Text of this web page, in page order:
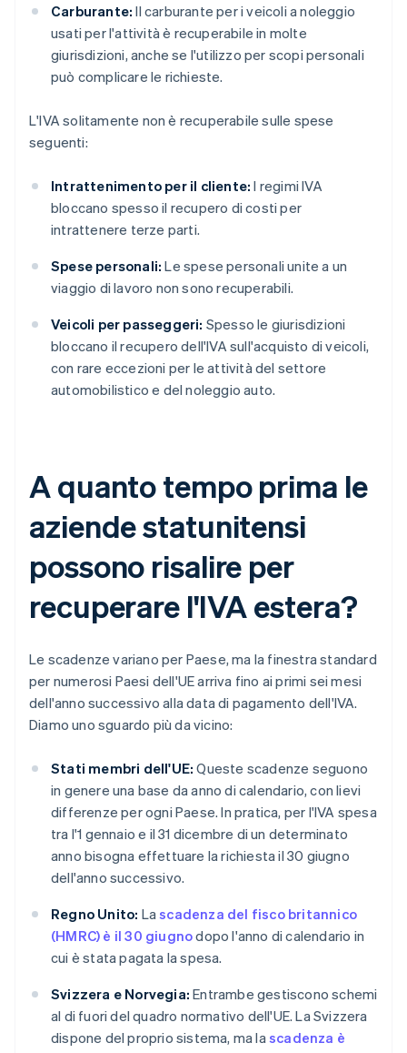
Carburante: Il carburante per i veicoli a noleggio
usati per l'attività è recuperabile in molte
giurisdizioni, anche se l'utilizzo per scopi personali
può complicare le richieste.
L'IVA solitamente non è recuperabile sulle spese
seguenti:
Intrattenimento per il cliente: I regimi IVA
bloccano spesso il recupero di costi per
intrattenere terze parti.
Spese personali: Le spese personali unite a un
viaggio di lavoro non sono recuperabili.
Veicoli per passeggeri: Spesso le giurisdizioni
bloccano il recupero dell'IVA sull'acquisto di veicoli,
con rare eccezioni per le attività del settore
automobilistico e del noleggio auto.
A quanto tempo prima le
aziende statunitensi
possono risalire per
recuperare l'IVA estera?
Le scadenze variano per Paese, ma la finestra standard
per numerosi Paesi dell'UE arriva fino ai primi sei mesi
dell'anno successivo alla data di pagamento dell'IVA.
Diamo uno sguardo più da vicino:
Stati membri dell'UE: Queste scadenze seguono
in genere una base da anno di calendario, con lievi
differenze per ogni Paese. In pratica, per l'IVA spesa
tra l'1 gennaio e il 31 dicembre di un determinato
anno bisogna effettuare la richiesta il 30 giugno
dell'anno successivo.
Regno Unito: Lascadenza del fisco britannico
(HMRC) è il 30 giugnodopo l'anno di calendario in
cui è stata pagata la spesa.
Svizzera e Norvegia: Entrambe gestiscono schemi
al di fuori del quadro normativo dell'UE. La Svizzera
dispone del proprio sistema, ma lascadenza è